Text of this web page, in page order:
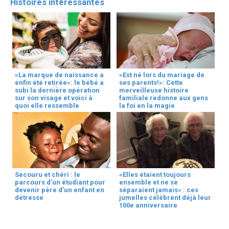
Histoires intéressantes
«La marque de naissance a
enfin été retirée»: le bébé a
subi la dernière opération
sur son visage et voici à
quoi elle ressemble
«Est né lors du mariage de
ses parents!»: Cette
merveilleuse histoire
familiale redonne aux gens
la foi en la magie
Secouru et chéri : le
parcours d’un étudiant pour
devenir père d’un enfant en
détresse
«Elles étaient toujours
ensemble et ne se
séparaient jamais» : ces
jumelles célèbrent déjà leur
100e anniversaire